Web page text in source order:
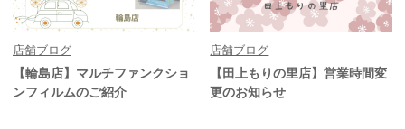
店舗ブログ
【輪島店】マルチファンクショ
ンフィルムのご紹介
店舗ブログ
【田上もりの里店】営業時間変
更のお知らせ